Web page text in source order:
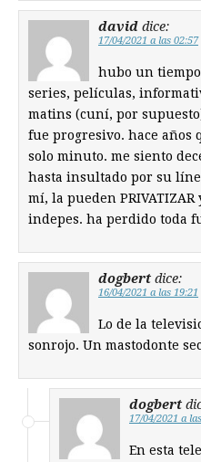
david dice:
17/04/2021 a las 02:57
hubo un
series, películas,
matins (cuní, por
fue progresivo. hace años
solo minuto. me siento
hasta insultado por su
mí, la pueden
indepes. ha perdido toda
dogbert dice:
16/04/2021 a las 19:21
Lo de la
sonrojo. Un mastodonte
dogbert
17/04/2021 a
En esta